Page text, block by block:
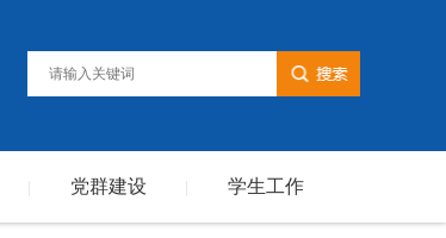
党群建设 学生工作